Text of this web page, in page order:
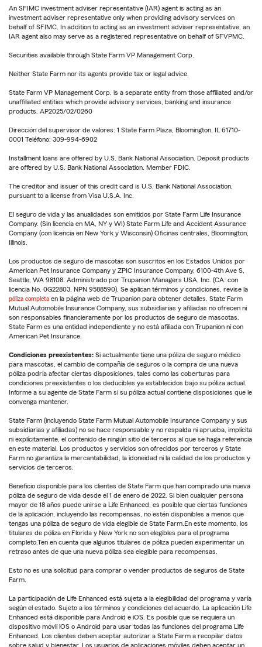
An SFIMC investment adviser representative (IAR) agent is acting as an
investment adviser representative only when providing advisory services on
behalf of SFIMC. In addition to acting as an investment adviser representative, an
IAR agent also may serve as a registered representative on behalf of SFVPMC.
Securities available through State Farm VP Management Corp.
Neither State Farm nor its agents provide tax or legal advice.
State Farm VP Management Corp. is a separate entity from those affiliated and/or
unaffiliated entities which provide advisory services, banking and insurance
products. AP2025/02/0260
Dirección del supervisor de valores: 1 State Farm Plaza, Bloomington, IL 61710-
0001 Teléfono: 309-994-6902
Installment loans are offered by U.S. Bank National Association. Deposit products
are offered by U.S. Bank National Association. Member FDIC.
The creditor and issuer of this credit card is U.S. Bank National Association,
pursuant to a license from Visa U.S.A. Inc.
El seguro de vida y las anualidades son emitidos por State Farm Life Insurance
Company. (Sin licencia en MA, NY y WI) State Farm Life and Accident Assurance
Company (con licencia en New York y Wisconsin) Oficinas centrales, Bloomington,
Illinois.
Los productos de seguro de mascotas son suscritos en los Estados Unidos por
American Pet Insurance Company y ZPIC Insurance Company, 6100-4th Ave S,
Seattle, WA 98108. Administrado por Trupanion Managers USA, Inc. (CA: con
licencia No. 0G22803, NPN 9588590). Se aplican términos y condiciones, revise la
póliza completa en la página web de Trupanion para obtener detalles. State Farm
Mutual Automobile Insurance Company, sus subsidiarias y afiliadas no ofrecen ni
son responsables financieramente por los productos de seguro de mascotas.
State Farm es una entidad independiente y no está afiliada con Trupanion ni con
American Pet Insurance.
Condiciones preexistentes: Si actualmente tiene una póliza de seguro médico
para mascotas, el cambio de compañía de seguros o la compra de una nueva
póliza podría afectar ciertas disposiciones, tales como las coberturas para
condiciones preexistentes o los deducibles ya establecidos bajo su póliza actual.
Informe a su agente de State Farm si su póliza actual contiene disposiciones que le
convenga mantener.
State Farm (incluyendo State Farm Mutual Automobile Insurance Company y sus
subsidiarias y afiliadas) no se hace responsable y no respalda ni aprueba, implícita
ni explícitamente, el contenido de ningún sitio de terceros al que se haga referencia
en este material. Los productos y servicios son ofrecidos por terceros y State
Farm no garantiza la mercantabilidad, la idoneidad ni la calidad de los productos y
servicios de terceros.
Beneficio disponible para los clientes de State Farm que han comprado una nueva
póliza de seguro de vida desde el 1 de enero de 2022. Si bien cualquier persona
mayor de 18 años puede unirse a Life Enhanced, es posible que ciertas funciones
de la aplicación, incluyendo las recompensas, no estén disponibles a menos que
tengas una póliza de seguro de vida elegible de State Farm.En este momento, los
titulares de póliza en Florida y New York no son elegibles para el programa
completo.Ten en cuenta que algunos titulares de póliza pueden experimentar un
retraso antes de que una nueva póliza sea elegible para recompensas.
Esto no es una solicitud para comprar o vender productos de seguros de State
Farm.
La participación de Life Enhanced está sujeta a la elegibilidad del programa y varía
según el estado. Sujeto a los términos y condiciones del acuerdo. La aplicación Life
Enhanced está disponible para Android e iOS. Es posible que se requiera un
dispositivo móvil iOS o Android para usar todas las funciones del programa Life
Enhanced. Los clientes deben aceptar autorizar a State Farm a recopilar datos
sobre salud y bienestar. Los usuarios de aplicaciones móviles deben aceptar un